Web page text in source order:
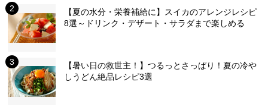
【夏の水分・栄養補給に】スイカのアレンジレシピ
8選～ドリンク・デザート・サラダまで楽しめる
【暑い日の救世主！】つるっとさっぱり！夏の冷や
しうどん絶品レシピ3選